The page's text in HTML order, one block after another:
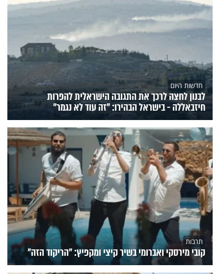
חדשות היום
לבנון לחצה לרכך את התגובה הישראלית להפרות
חיזבאללה - בישראל הבהירו: "זה עוד לא נגמר"
תרבות
קובי מירסקי ואברומי בשיר קיצי ומקפיץ: "הריקוד הזה"